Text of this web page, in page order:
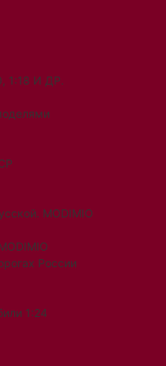
1:18 И ДР.
MODIMIO
России
1:24